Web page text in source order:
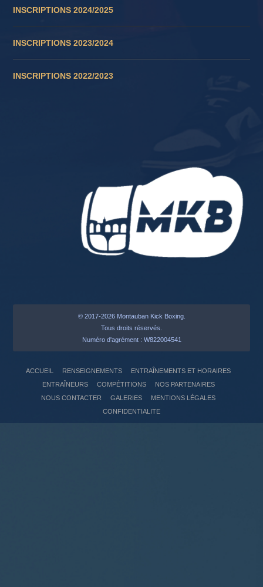
INSCRIPTIONS 2024/2025
INSCRIPTIONS 2023/2024
INSCRIPTIONS 2022/2023
© 2017-2026 Montauban Kick Boxing.
Tous droits réservés.
Numéro d'agrément : W822004541
ACCUEIL RENSEIGNEMENTS
ENTRAÎNEMENTS ET HORAIRES
ENTRAÎNEURS
COMPÉTITIONS
NOS PARTENAIRES
NOUS CONTACTER
GALERIES
MENTIONS LÉGALES
CONFIDENTIALITE